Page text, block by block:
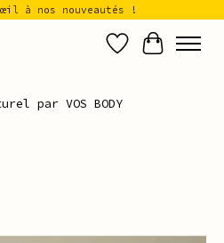
à nos nouveautés !
Liste de
Panier
par VOS BODY